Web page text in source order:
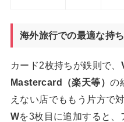
海外旅行での最適な持
カード2枚持ちが鉄則で、
Mastercard（楽天等）の
えない店でももう片方で
Wを3枚目に追加すると